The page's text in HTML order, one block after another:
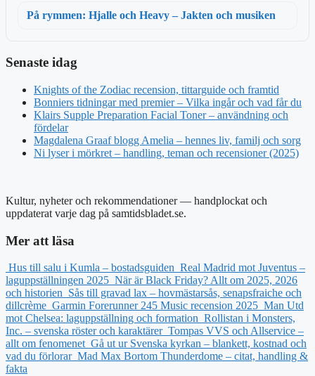
På rymmen: Hjalle och Heavy – Jakten och musiken
Senaste idag
Knights of the Zodiac recension, tittarguide och framtid
Bonniers tidningar med premier – Vilka ingår och vad får du
Klairs Supple Preparation Facial Toner – användning och
fördelar
Magdalena Graaf blogg Amelia – hennes liv, familj och sorg
Ni lyser i mörkret – handling, teman och recensioner (2025)
Kultur, nyheter och rekommendationer — handplockat och
uppdaterat varje dag på samtidsbladet.se.
Mer att läsa
Hus till salu i Kumla – bostadsguiden Real Madrid mot Juventus –
laguppställningen 2025 När är Black Friday? Allt om 2025, 2026
och historien Sås till gravad lax – hovmästarsås, senapsfraiche och
dillcrème Garmin Forerunner 245 Music recension 2025 Man Utd
mot Chelsea: laguppställning och formation Rollistan i Monsters,
Inc. – svenska röster och karaktärer Tompas VVS och Allservice –
allt om fenomenet Gå ut ur Svenska kyrkan – blankett, kostnad och
vad du förlorar Mad Max Bortom Thunderdome – citat, handling &
fakta